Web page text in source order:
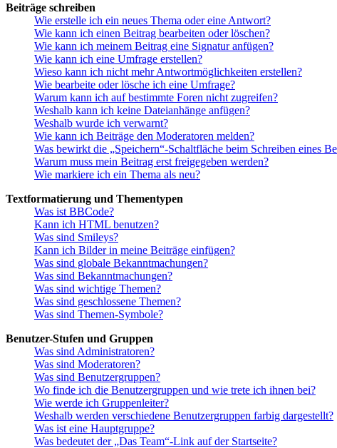
Beiträge schreiben
Wie erstelle ich ein neues Thema oder eine Antwort?
Wie kann ich einen Beitrag bearbeiten oder löschen?
Wie kann ich meinem Beitrag eine Signatur anfügen?
Wie kann ich eine Umfrage erstellen?
Wieso kann ich nicht mehr Antwortmöglichkeiten erstellen?
Wie bearbeite oder lösche ich eine Umfrage?
Warum kann ich auf bestimmte Foren nicht zugreifen?
Weshalb kann ich keine Dateianhänge anfügen?
Weshalb wurde ich verwarnt?
Wie kann ich Beiträge den Moderatoren melden?
Was bewirkt die „Speichern“-Schaltfläche beim Schreiben eines
Warum muss mein Beitrag erst freigegeben werden?
Wie markiere ich ein Thema als neu?
Textformatierung und Thementypen
Was ist BBCode?
Kann ich HTML benutzen?
Was sind Smileys?
Kann ich Bilder in meine Beiträge einfügen?
Was sind globale Bekanntmachungen?
Was sind Bekanntmachungen?
Was sind wichtige Themen?
Was sind geschlossene Themen?
Was sind Themen-Symbole?
Benutzer-Stufen und Gruppen
Was sind Administratoren?
Was sind Moderatoren?
Was sind Benutzergruppen?
Wo finde ich die Benutzergruppen und wie trete ich ihnen bei?
Wie werde ich Gruppenleiter?
Weshalb werden verschiedene Benutzergruppen farbig dargestellt?
Was ist eine Hauptgruppe?
Was bedeutet der „Das Team“-Link auf der Startseite?